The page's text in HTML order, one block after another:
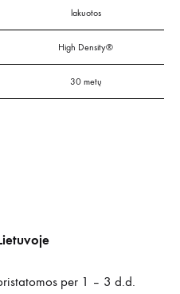
lakuotos
High Density®
30 metų
per 1 – 3 d.d.